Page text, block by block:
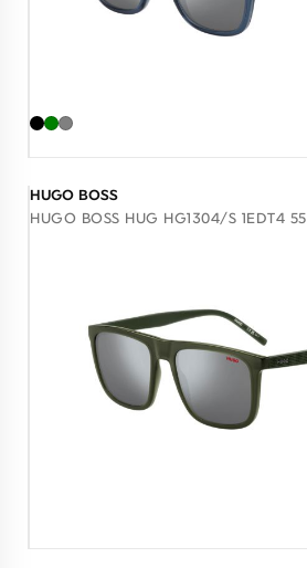
HUGO BOSS
HUGO BOSS HUG HG1304/S 1EDT4 55